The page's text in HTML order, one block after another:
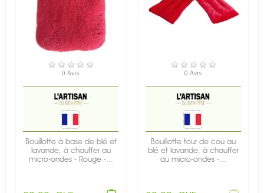
EN STOCK
0 Avis
Bouillotte à base de blé et
lavande, à chauffer au
micro-ondes - Rouge -...
RUPTURE DE STOCK
0 Avis
Bouillotte tour de cou au
blé et lavande, à chauffer
au micro-ondes -...